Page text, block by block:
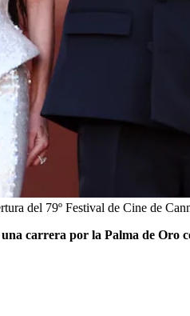
del 79º Festival de Cine de
una carrera por la Palma de Oro